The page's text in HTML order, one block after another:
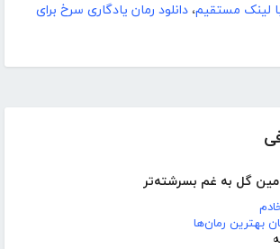
گل به غم بسرشته‌تر
بهترین رمان‌ها
لینک مستقیم، دانلود رمان یادگاری سرخ برای